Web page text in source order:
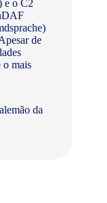
e o C2
de
o mais
da